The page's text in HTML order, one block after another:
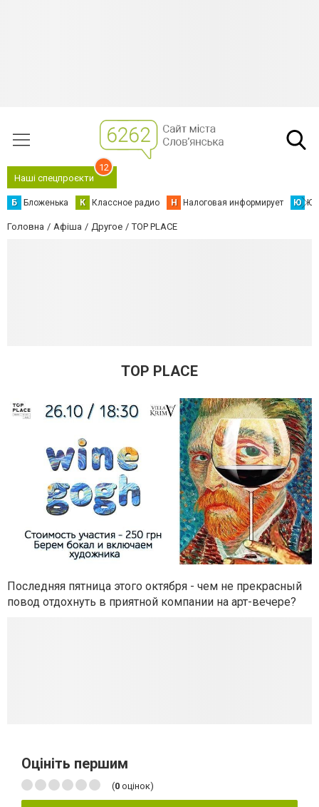
Наші спецпроєкти
12
Б Бложенька К Классное радио Н Налоговая информирует Ю
Головна Афіша Другое TOP PLACE
TOP PLACE
Последняя пятница этого октября - чем не прекрасный
повод отдохнуть в приятной компании на арт-вечере?
Оцініть першим
(0 оцінок)